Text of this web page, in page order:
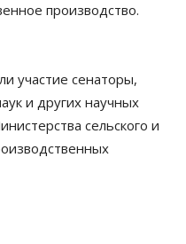
производство.
участие сенаторы,
и других научных
сельского и